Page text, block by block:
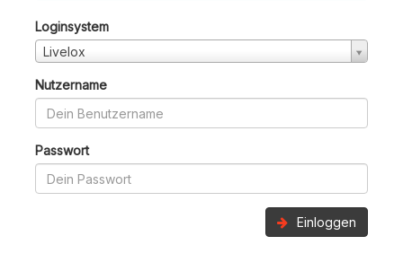
Loginsystem
Livelox
Nutzername
Passwort
Einloggen